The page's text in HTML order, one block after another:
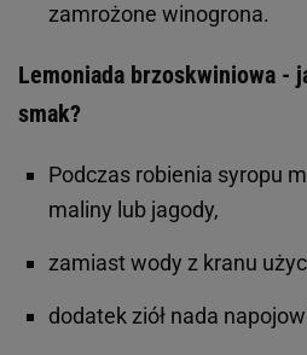
zamrożone winogrona.
Lemoniada brzoskwiniowa -
smak?
Podczas robienia syropu
maliny lub jagody,
zamiast wody z kranu
dodatek ziół nada